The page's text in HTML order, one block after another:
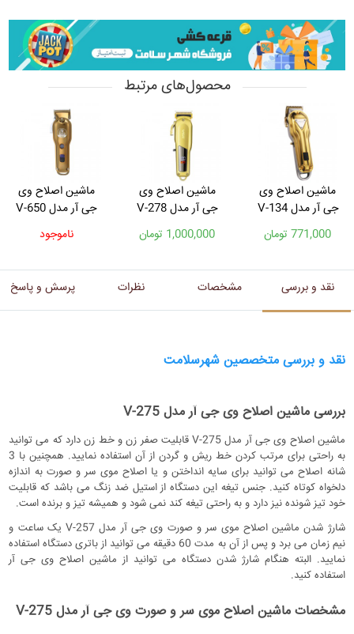
محصول‌های مرتبط
ماشین اصلاح وی
جی آر مدل V-134
771,000 تومان
ماشین اصلاح وی
جی آر مدل V-278
1,000,000 تومان
ماشین اصلاح وی
جی آر مدل V-650
ناموجود
نقد و بررسی مشخصات نظرات پرسش و پاسخ
نقد و بررسی متخصصین شهرسلامت
بررسی ماشین اصلاح وی جی آر مدل V-275
ماشین اصلاح وی جی آر مدل V-275 قابلیت صفر زن و خط زن دارد که می توانید
به راحتی برای مرتب کردن خط ریش و گردن از آن استفاده نمایید. همچنین با 3
شانه اصلاح می توانید برای سایه انداختن و یا اصلاح موی سر و صورت به اندازه
دلخواه کوتاه کنید. جنس تیغه این دستگاه از استیل ضد زنگ می باشد که قابلیت
خود تیز شونده نیز دارد و به راحتی تیغه کند نمی شود و همیشه تیز و برنده است.
شارژ شدن ماشین اصلاح موی سر و صورت وی جی آر مدل V-257 یک ساعت و
نیم زمان می برد و پس از آن به مدت 60 دقیقه می توانید از باتری دستگاه استفاده
نمایید. البته هنگام شارژ شدن دستگاه می توانید از ماشین اصلاح وی جی آر
استفاده کنید.
مشخصات ماشین اصلاح موی سر و صورت وی جی آر مدل V-275